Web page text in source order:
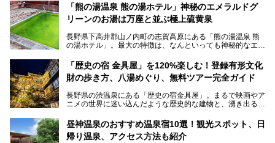
この微笑ましい光景は、長野県にある「地獄谷野猿公苑」で
見られるもので、野生のサルが雪景色の中で温泉に浸かる姿
を間近で観察できます。
本記事では、地獄谷野猿公苑の魅力や見どころ、サルと温泉
との関係性、地獄谷周辺の観光スポットについて紹介しま
ので、野生のサルを観察する貴重な自然体験と温泉をあわせ
て楽しみたい人は、ぜひ参考にしてください。
「熊の湯温泉 熊の湯ホテル」神秘のエメラルドグ
リーンのお湯は万座と並ぶ極上硫黄泉
長野県下高井郡山ノ内町の志賀高原にある「熊の湯温泉 熊
の湯ホテル」。最大の特徴は、なんといっても神秘的なエメ
リピートするファンも多い温泉です。冬はスキーと一緒に楽
しみたい極上の温泉を紹介します。
「歴史の宿 金具屋」を120%楽しむ！登録有形文化
財の歩き方、八湯めぐり、無料ツアー完全ガイド
長野県の渋温泉にある「歴史の宿金具屋」。まるで映画やア
ニメの世界に迷い込んだような歴史的な建物と、湧き出る温
を隅々まで楽しみたいですよね。この記事では、金具屋での
滞在を最高の思い出にするための「楽しみ方」を徹底的にご
紹介します！
昼神温泉のおすすめ温泉宿10選！観光スポット、日
帰り温泉、アクセス方法も紹介